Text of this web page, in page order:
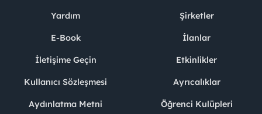
Yardım
E-Book
İletişime Geçin
Kullanıcı Sözleşmesi
Aydınlatma Metni
Şirketler
İlanlar
Etkinlikler
Ayrıcalıklar
Öğrenci Kulüpleri